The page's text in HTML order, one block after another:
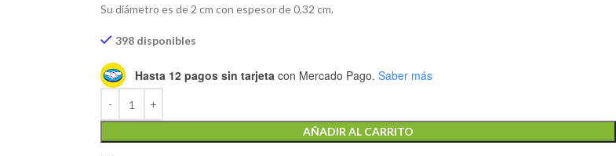
Su diámetro es de 2 cm con espesor de 0,32 cm.
398 disponibles
Hasta 12 pagos sin tarjeta con Mercado Pago. Saber más
AÑADIR AL CARRITO